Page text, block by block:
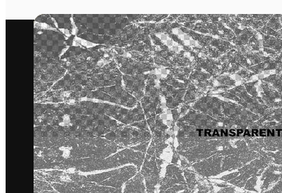
Видео
Видеоролик
Моушн-дизайн
Видеошаблоны
Иконки
3D-модели
Шрифты
Креативная платформа для создания
ваших лучших работ. Более 1 миллиона
подписчиков среди креаторов,
предприятий, агентств и студий.
Pусский